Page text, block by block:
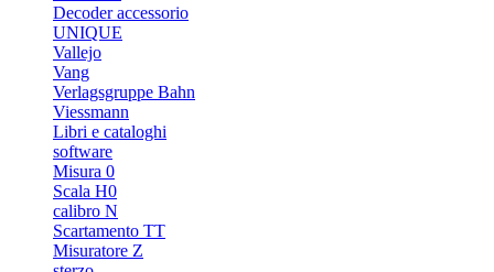
Decoder accessorio
UNIQUE
Vallejo
Vang
Verlagsgruppe Bahn
Viessmann
Libri e cataloghi
software
Misura 0
Scala H0
calibro N
Scartamento TT
Misuratore Z